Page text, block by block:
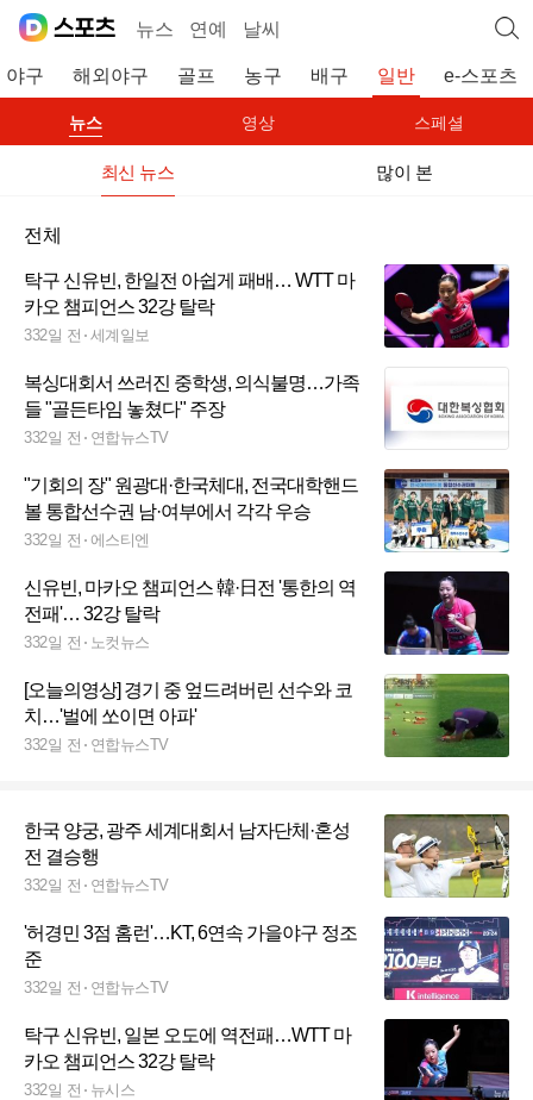
뉴스 연예 날씨
야구 해외야구 골프 농구 배구 일반 e-스포츠
뉴스 영상 스페셜
최신 뉴스 많이 본
전체
탁구 신유빈, 한일전 아쉽게 패배… WTT 마
카오 챔피언스 32강 탈락
332일 전 세계일보
복싱대회서 쓰러진 중학생, 의식불명…가족
들 "골든타임 놓쳤다" 주장
332일 전 연합뉴스TV
"기회의 장" 원광대·한국체대, 전국대학핸드
볼 통합선수권 남·여부에서 각각 우승
332일 전 에스티엔
신유빈, 마카오 챔피언스 韓·日전 '통한의 역
전패'… 32강 탈락
332일 전 노컷뉴스
[오늘의영상] 경기 중 엎드려버린 선수와 코
치…'벌에 쏘이면 아파'
332일 전 연합뉴스TV
한국 양궁, 광주 세계대회서 남자단체·혼성
전 결승행
332일 전 연합뉴스TV
'허경민 3점 홈런'…KT, 6연속 가을야구 정조
준
332일 전 연합뉴스TV
탁구 신유빈, 일본 오도에 역전패…WTT 마
카오 챔피언스 32강 탈락
332일 전 뉴시스